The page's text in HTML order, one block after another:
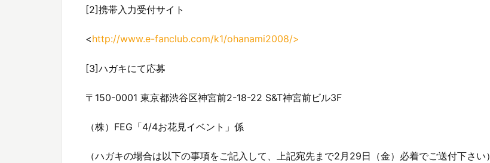
[2]携帯入力受付サイト
<http://www.e-fanclub.com/k1/ohanami2008/>
[3]ハガキにて応募
〒150-0001 東京都渋谷区神宮前2-18-22 S&T神宮前ビル3F
（株）FEG「4/4お花見イベント」係
（ハガキの場合は以下の事項をご記入して、上記宛先まで2月29日（金）必着でご送付下さい）